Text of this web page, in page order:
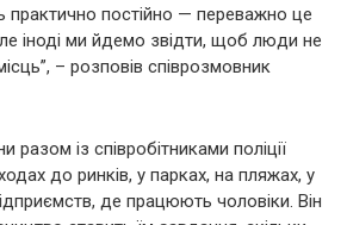
практично постійно — переважно це
іноді ми йдемо звідти, щоб люди не
– розповів співрозмовник
із співробітниками поліції
до ринків, у парках, на пляжах, у
де працюють чоловіки. Він